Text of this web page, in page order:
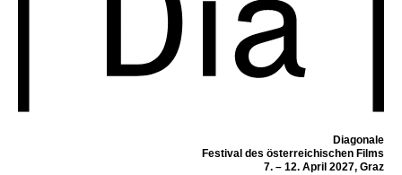
Diagonale
Festival des österreichischen Films
7. – 12. April 2027, Graz